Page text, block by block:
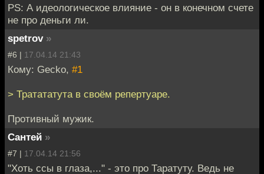
PS: А идеологическое влияние - он в конечном счете
не про деньги ли.
spetrov »
#6 | 17.04.14 21:43
Кому: Gecko, #1
> Тратататута в своём репертуаре.
Противный мужик.
Сантей »
#7 | 17.04.14 21:56
"Хоть ссы в глаза,..." - это про Таратуту. Ведь не